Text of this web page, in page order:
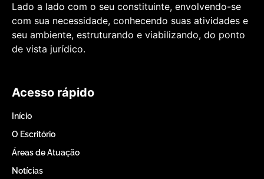
Lado a lado com o seu constituinte, envolvendo-se
com sua necessidade, conhecendo suas atividades e
seu ambiente, estruturando e viabilizando, do ponto
de vista jurídico.
Acesso rápido
Início
O Escritório
Áreas de Atuação
Notícias